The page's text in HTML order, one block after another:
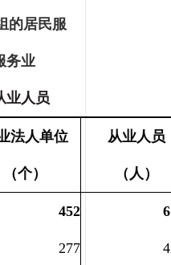
的居民服
务业
业人员
法人单位
（个）
从业人员
（人）
452
277